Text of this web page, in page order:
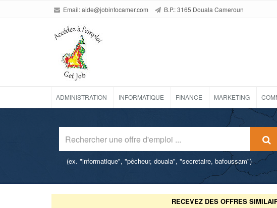
Email:aide@jobinfocamer.com B.P.: 3165 Douala Cameroun
ADMINISTRATION INFORMATIQUE FINANCE MARKETING
(ex. "informatique", "pêcheur, douala", "secretaire, bafoussam")
RECEVEZ DES OFFRES